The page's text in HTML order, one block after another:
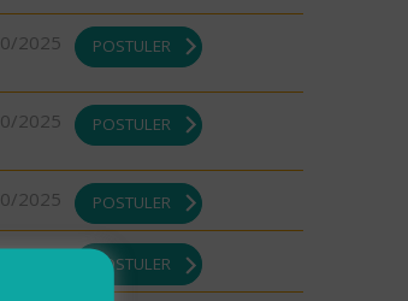
2025 POSTULER
2025 POSTULER
2025 POSTULER
POSTULER